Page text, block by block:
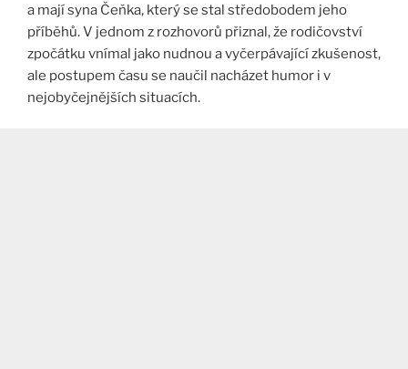
a mají syna Čeňka, který se stal středobodem jeho
příběhů. V jednom z rozhovorů přiznal, že rodičovství
zpočátku vnímal jako nudnou a vyčerpávající zkušenost,
ale postupem času se naučil nacházet humor i v
nejobyčejnějších situacích​.​